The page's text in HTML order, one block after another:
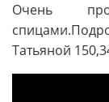
Очень
Татьяной